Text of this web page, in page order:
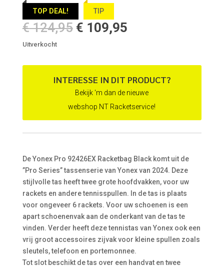
TOP DEAL! TIP
€124,95 Oorspronkelijke
€ 124,95.
€ 109,95Huidige
€ 109,95.
Uitverkocht
INTERESSE IN DIT PRODUCT?
Bekijk 'm dan de nieuwe
webshop NT Racketservice!
De Yonex Pro 92426EX Racketbag Black komt uit de
”Pro Series” tassenserie van Yonex van 2024. Deze
stijlvolle tas heeft twee grote hoofdvakken, voor uw
rackets en andere tennisspullen. In de tas is plaats
voor ongeveer 6 rackets. Voor uw schoenen is een
apart schoenenvak aan de onderkant van de tas te
vinden. Verder heeft deze tennistas van Yonex ook een
vrij groot accessoires zijvak voor kleine spullen zoals
sleutels, telefoon en portemonnee.
Tot slot beschikt de tas over een handvat en twee